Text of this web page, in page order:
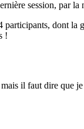
session, par la
dont
!
il faut dire que